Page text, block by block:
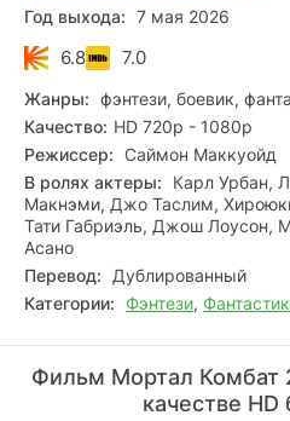
Год выхода: 7 мая 2026
6.8 7.0
Жанры: фэнтези, боевик,
Качество: HD 720p - 1080p
Режиссер: Саймон Маккуойд
В ролях актеры:
Карл Урбан,
Макнэми, Джо Таслим,
Тати Габриэль, Джош Лоусон,
Асано
Перевод:
Дублированный
Категории: Фэнтези,
Фильм Мортал Комбат
качестве HD